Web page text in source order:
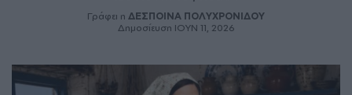
Γράφει η ΔΕΣΠΟΙΝΑ ΠΟΛΥΧΡΟΝΙΔΟΥ
Δημοσίευση ΙΟΥΝ 11, 2026